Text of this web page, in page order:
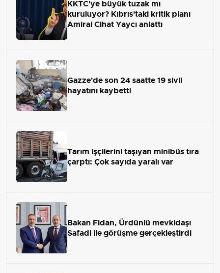
KKTC'ye büyük tuzak mı
kuruluyor? Kıbrıs'taki kritik planı
Amiral Cihat Yaycı anlattı
Gazze'de son 24 saatte 19 sivil
hayatını kaybetti
Tarım işçilerini taşıyan minibüs tıra
çarptı: Çok sayıda yaralı var
Bakan Fidan, Ürdünlü mevkidaşı
Safadi ile görüşme gerçekleştirdi